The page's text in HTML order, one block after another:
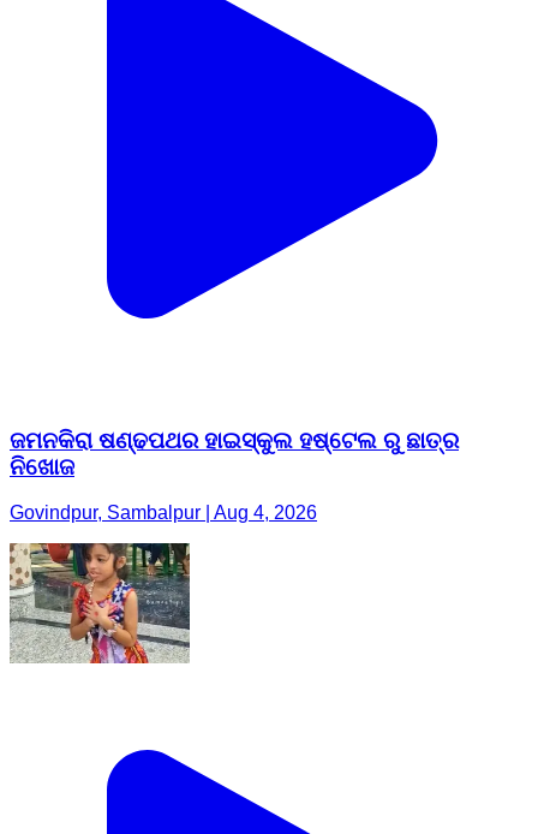
ଜମନକିରା ଷଣ୍ଢପଥର ହାଇସ୍କୁଲ ହଷ୍ଟେଲ ରୁ ଛାତ୍ର
ନିଖୋଜ
Govindpur, Sambalpur | Aug 4, 2026